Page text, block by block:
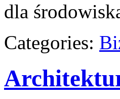
dla
Categories: